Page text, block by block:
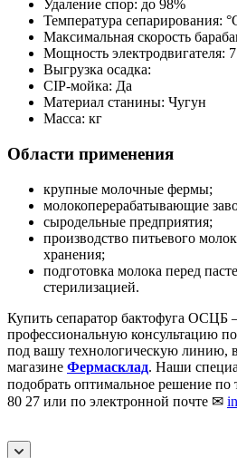
Удаление спор: до 98%
Температура сепарирования:
Максимальная скорость
Мощность электродвигателя:
Выгрузка осадка:
CIP-мойка: Да
Материал станины: Чугун
Масса: кг
Области применения
крупные молочные фермы;
молокоперерабатывающие
сыродельные предприятия;
производство питьевого
хранения;
подготовка молока перед
стерилизацией.
Купить сепаратор бактофуга ОСЦБ
профессиональную консультацию
под вашу технологическую линию,
магазине Фермасклад. Наши
подобрать оптимальное решение
80 27 или по электронной почте ✉